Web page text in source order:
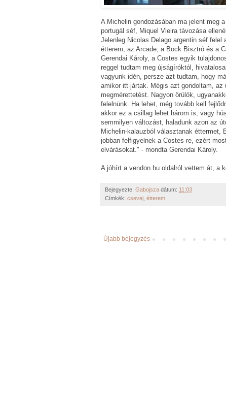
A Michelin gondozásában ma jelent meg
portugál séf, Miquel Vieira távozása
Jelenleg Nicolas Delago argentin séf felel
étterem, az Arcade, a Bock Bisztró és a
Gerendai Károly, a Costes egyik
reggel tudtam meg újságíróktól,
vagyunk idén, persze azt tudtam, hogy
amikor itt jártak. Mégis azt gondoltam,
megmérettetést. Nagyon örülök,
felelnünk. Ha lehet, még tovább kell
akkor ez a csillag lehet három is, vagy
semmilyen változást, haladunk azon az
Michelin-kalauzból választanak éttermet,
jobban felfigyelnek a Costes-re, ezért
elvárásokat." - mondta Gerendai Károly.
A jóhírt a vendon.hu oldalról vettem át, a
Bejegyezte: Gabojsza dátum: 11:03
Címkék: csevej étterem
Újabb bejegyzés